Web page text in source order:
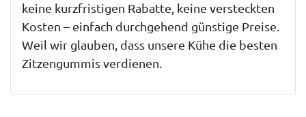
keine kurzfristigen Rabatte, keine versteckten
Kosten – einfach durchgehend günstige Preise.
Weil wir glauben, dass unsere Kühe die besten
Zitzengummis verdienen.